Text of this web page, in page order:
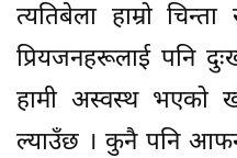
त्यतिबेला हाम्रो
प्रियजनहरूलाई पनि
हामी अस्वस्थ भएको
ल्याउँछ । कुनै पनि